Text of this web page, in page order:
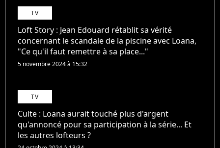
TV
Loft Story : Jean Edouard rétablit sa vérité
concernant le scandale de la piscine avec Loana,
"Ce qu'il faut remettre à sa place..."
5 novembre 2024 à 15:32
TV
Culte : Loana aurait touché plus d'argent
qu'annoncé pour sa participation à la série... Et
les autres lofteurs ?